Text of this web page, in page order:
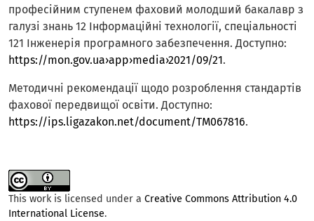
професійним ступенем фаховий молодший бакалавр з
галузі знань 12 Інформаційні технології, спеціальності
121 Інженерія програмного забезпечення. Доступно:
https://mon.gov.ua›app›media›2021/09/21.
Методичні рекомендації щодо розроблення стандартів
фахової передвищої освіти. Доступно:
https://ips.ligazakon.net/document/TM067816.
This work is licensed under a Creative Commons Attribution 4.0
International License.